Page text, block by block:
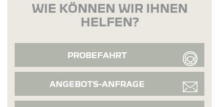
WIE KÖNNEN WIR IHNEN
HELFEN?
PROBEFAHRT
ANGEBOTS-ANFRAGE